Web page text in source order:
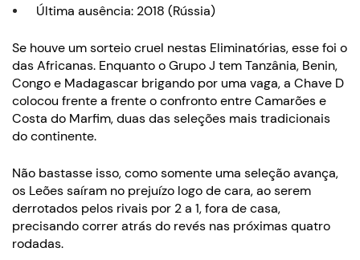
Última ausência: 2018 (Rússia)
Se houve um sorteio cruel nestas Eliminatórias, esse foi o
das Africanas. Enquanto o Grupo J tem Tanzânia, Benin,
Congo e Madagascar brigando por uma vaga, a Chave D
colocou frente a frente o confronto entre Camarões e
Costa do Marfim, duas das seleções mais tradicionais
do continente.
Não bastasse isso, como somente uma seleção avança,
os Leões saíram no prejuízo logo de cara, ao serem
derrotados pelos rivais por 2 a 1, fora de casa,
precisando correr atrás do revés nas próximas quatro
rodadas.